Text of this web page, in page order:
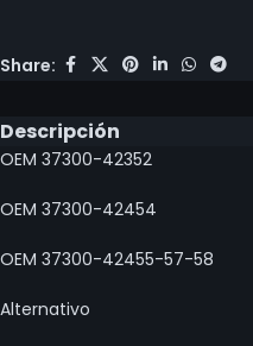
Share:
Descripción
OEM 37300-42352
OEM 37300-42454
OEM 37300-42455-57-58
Alternativo